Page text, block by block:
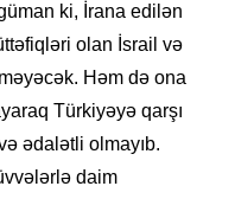
ki, İrana edilən
olan İsrail və
Həm də ona
Türkiyəyə qarşı
ədalətli olmayıb.
daim